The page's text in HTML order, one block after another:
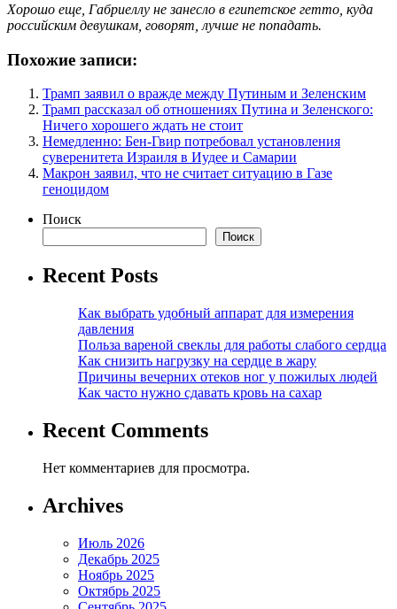
Хорошо еще, Габриеллу не занесло в египетское гетто, куда
российским девушкам, говорят, лучше не попадать.
Похожие записи:
Трамп заявил о вражде между Путиным и Зеленским
Трамп рассказал об отношениях Путина и Зеленского:
Ничего хорошего ждать не стоит
Немедленно: Бен-Гвир потребовал установления
суверенитета Израиля в Иудее и Самарии
Макрон заявил, что не считает ситуацию в Газе
геноцидом
Поиск
Поиск
Recent Posts
Как выбрать удобный аппарат для измерения
давления
Польза вареной свеклы для работы слабого сердца
Как снизить нагрузку на сердце в жару
Причины вечерних отеков ног у пожилых людей
Как часто нужно сдавать кровь на сахар
Recent Comments
Нет комментариев для просмотра.
Archives
Июль 2026
Декабрь 2025
Ноябрь 2025
Октябрь 2025